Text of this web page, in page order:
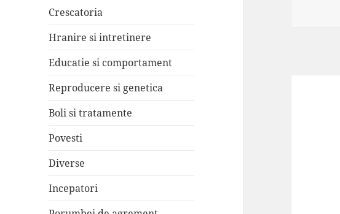
Crescatoria
Hranire si intretinere
Educatie si comportament
Reproducere si genetica
Boli si tratamente
Povesti
Diverse
Incepatori